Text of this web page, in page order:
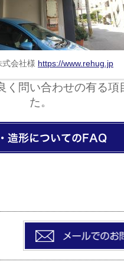
会社様 https://www.rehug.jp
く問い合わせの有る項
た。